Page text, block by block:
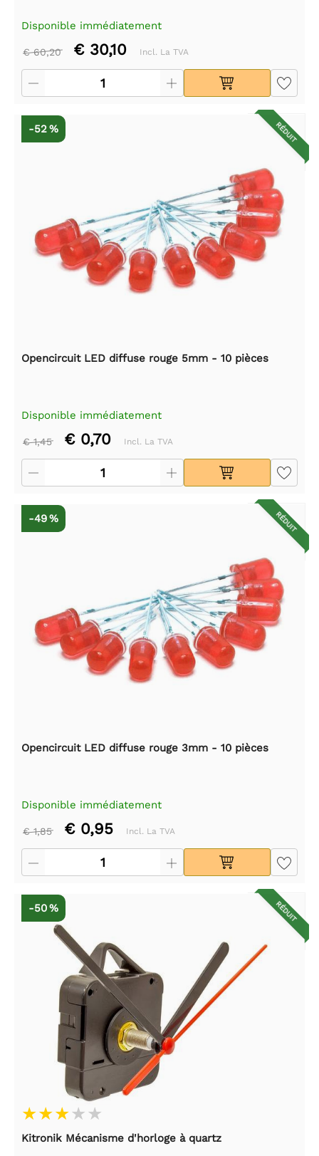
Disponible immédiatement
€ 60,20 € 30,10 Incl. La TVA
RÉDUIT
-52 %
Opencircuit LED diffuse rouge 5mm - 10 pièces
Disponible immédiatement
€ 1,45 € 0,70 Incl. La TVA
RÉDUIT
-49 %
Opencircuit LED diffuse rouge 3mm - 10 pièces
Disponible immédiatement
€ 1,85 € 0,95 Incl. La TVA
RÉDUIT
-50 %
Kitronik Mécanisme d'horloge à quartz